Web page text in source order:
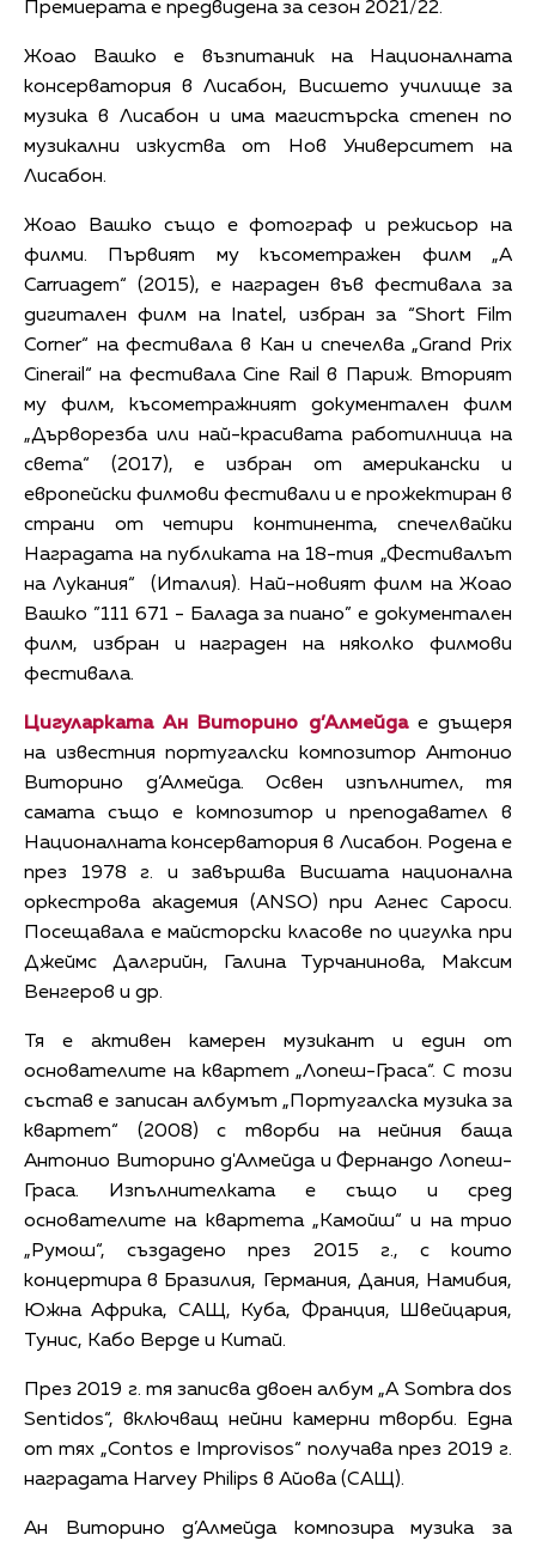
Премиерата е предвидена за сезон 2021/22.
Жоао Вашко е възпитаник на Националната
консерватория в Лисабон, Висшето училище за
музика в Лисабон и има магистърска степен по
музикални изкуства от Нов Университет на
Лисабон.
Жоао Вашко също е фотограф и режисьор на
филми. Първият му късометражен филм „A
Carruagem“ (2015), е награден във фестивала за
дигитален филм на Inatel, избран за “Short Film
Corner“ на фестивала в Кан и спечелва „Grand Prix
Cinerail“ на фестивала Cine Rail в Париж. Вторият
му филм, късометражният документален филм
„Дърворезба или най-красивата работилница на
света“ (2017), е избран от американски и
европейски филмови фестивали и е прожектиран в
страни от четири континента, спечелвайки
Наградата на публиката на 18-тия „Фестивалът
на Лукания“ (Италия). Най-новият филм на Жоао
Вашко ”111 671 - Балада за пиано” е документален
филм, избран и награден на няколко филмови
фестивала.
Цигуларката Ан Виторино д’Алмейдае дъщеря
на известния португалски композитор Антонио
Виторино д’Алмейда. Освен изпълнител, тя
самата също е композитор и преподавател в
Националната консерватория в Лисабон. Родена е
през 1978 г. и завършва Висшата национална
оркестрова академия (ANSO) при Агнес Сароси.
Посещавала е майсторски класове по цигулка при
Джеймс Далгрийн, Галина Турчанинова, Максим
Венгеров и др.
Тя е активен камерен музикант и един от
основателите на квартет „Лопеш-Граса“. С този
състав е записан албумът „Португалска музика за
квартет“ (2008) с творби на нейния баща
Антонио Виторино д'Алмейда и Фернандо Лопеш-
Граса. Изпълнителката е също и сред
основателите на квартета „Камойш“ и на трио
„Румош“, създадено през 2015 г., с които
концертира в Бразилия, Германия, Дания, Намибия,
Южна Африка, САЩ, Куба, Франция, Швейцария,
Тунис, Кабо Верде и Китай.
През 2019 г. тя записва двоен албум „A Sombra dos
Sentidos“, включващ нейни камерни творби. Една
от тях „Contos e Improvisos“ получава през 2019 г.
наградата Harvey Philips в Айова (САЩ).
Ан Виторино д’Алмейда композира музика за